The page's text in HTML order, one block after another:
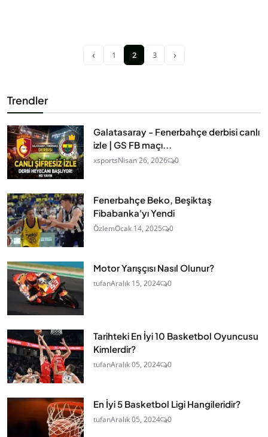
‹ 1 2 3 ›
Trendler
Galatasaray - Fenerbahçe derbisi canlı
izle | GS FB maçı...
xsportsNisan 26, 2026 0
Fenerbahçe Beko, Beşiktaş
Fibabanka'yı Yendi
ÖzlemOcak 14, 2025 0
Motor Yarışçısı Nasıl Olunur?
tufanAralık 15, 2024 0
Tarihteki En İyi 10 Basketbol Oyuncusu
Kimlerdir?
tufanAralık 05, 2024 0
En İyi 5 Basketbol Ligi Hangileridir?
tufanAralık 05, 2024 0